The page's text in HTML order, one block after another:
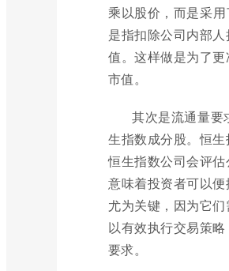
乘以股价，而是采
是指扣除公司内部
值。这样做是为了
市值。
其次是流通量要
生指数成分股。恒
恒生指数公司会评
意味着投资者可以
尤为关键，因为它
以有效执行交易策
要求。